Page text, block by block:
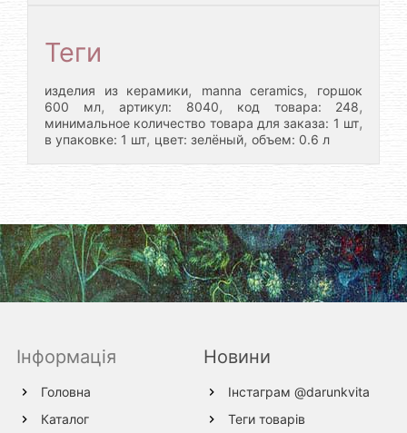
Теги
изделия из керамики, manna ceramics,
горшок
600 мл, артикул: 8040, код товара: 248,
минимальное количество товара для заказа: 1 шт,
в упаковке: 1 шт, цвет: зелёный, объем: 0.6 л
Інформація
Головна
Каталог
Новини
Інстаграм @darunkvita
Теги товарів